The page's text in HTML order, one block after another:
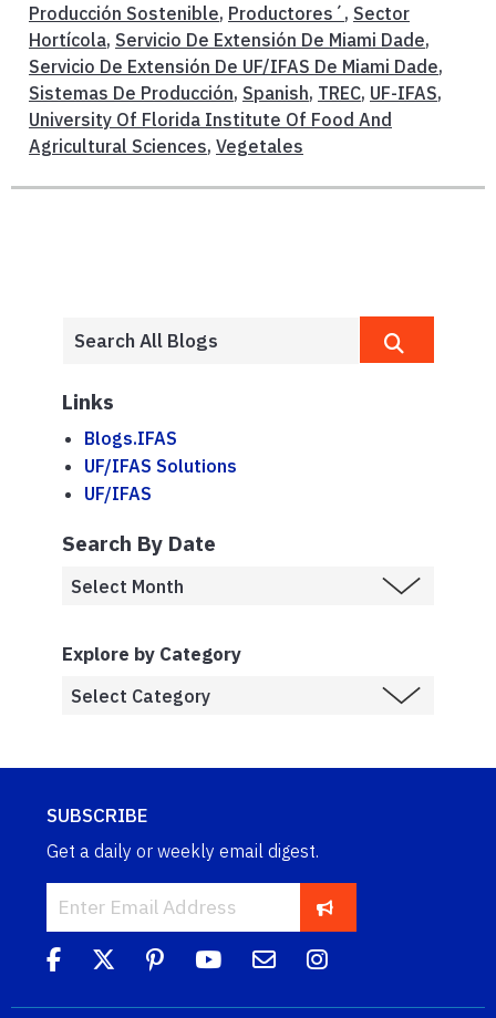
Producción Sostenible, Productores´ , Sector
Hortícola, Servicio De Extensión De Miami Dade,
Servicio De Extensión De UF/IFAS De Miami Dade,
Sistemas De Producción, Spanish, TREC, UF-IFAS,
University Of Florida Institute Of Food And
Agricultural Sciences, Vegetales
Links
Blogs.IFAS
UF/IFAS Solutions
UF/IFAS
Search By Date
Explore by Category
SUBSCRIBE
Get a daily or weekly email digest.